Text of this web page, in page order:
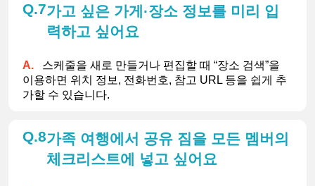
7가고 싶은 가게·장소 정보를 미리 입
력하고 싶어요
스케줄을 새로 만들거나 편집할 때 “장소 검색”을
이용하면 위치 정보, 전화번호, 참고 URL 등을 쉽게 추
가할 수 있습니다.
8가족 여행에서 공유 짐을 모든 멤버의
체크리스트에 넣고 싶어요